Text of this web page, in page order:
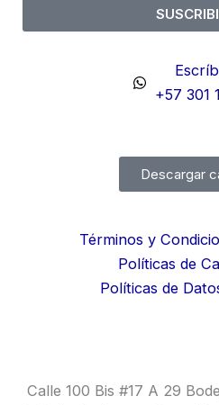
+57 301
Descargar
Términos y
Políticas de
Políticas de
Calle 100 Bis #17 A 29